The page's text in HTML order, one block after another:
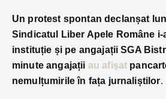
Un protest spontan declanșat
Sindicatul Liber Apele Române
instituție și pe angajații SGA
minute angajații au afișat
nemulțumirile în fața jurnaliștilor.